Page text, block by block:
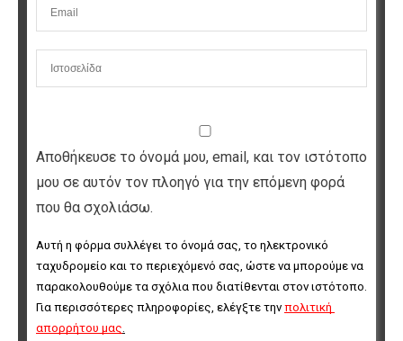
Αποθήκευσε το όνομά μου, email, και τον ιστότοπο
μου σε αυτόν τον πλοηγό για την επόμενη φορά
που θα σχολιάσω.
Αυτή η φόρμα συλλέγει το όνομά σας, το ηλεκτρονικό
ταχυδρομείο και το περιεχόμενό σας, ώστε να μπορούμε να
παρακολουθούμε τα σχόλια που διατίθενται στον ιστότοπο.
Για περισσότερες πληροφορίες, ελέγξτε την πολιτική
απορρήτου μας.